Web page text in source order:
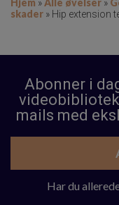
» »
skader » Hip extension
Abonner i
mails med
Har du